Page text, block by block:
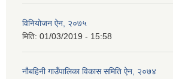
विनियोजन ऐन, २०७५
मिति: 01/03/2019 - 15:58
नौबहिनी गाउँपालिका विकास समिति ऐन, २०७४